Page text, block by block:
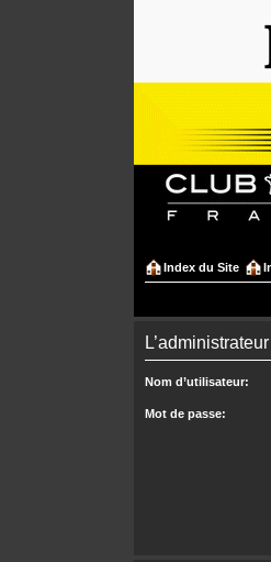
Index du Site
Nom d’utilisateur:
Mot de passe: